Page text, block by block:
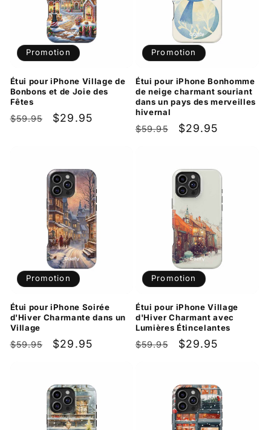
Promotion
Étui pour iPhone Village de
Bonbons et de Joie des
Fêtes
Prix
$59.95
Prix
$29.95
Promotion
Étui pour iPhone Bonhomme
de neige charmant souriant
dans un pays des merveilles
hivernal
Prix
$59.95
Prix
$29.95
Promotion
Étui pour iPhone Soirée
d'Hiver Charmante dans un
Village
Prix
$59.95
Prix
$29.95
Promotion
Étui pour iPhone Village
d'Hiver Charmant avec
Lumières Étincelantes
Prix
$59.95
Prix
$29.95